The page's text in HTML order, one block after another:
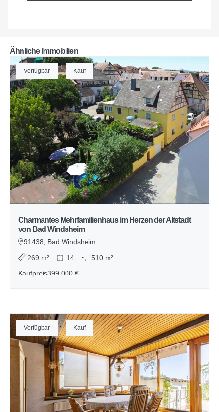
Ähnliche Immobilien
Verfügbar Kauf
Charmantes Mehrfamilienhaus im Herzen der Altstadt
von Bad Windsheim
91438, Bad Windsheim
269 m² 14
510 m²
Kaufpreis399.000 €
Verfügbar Kauf